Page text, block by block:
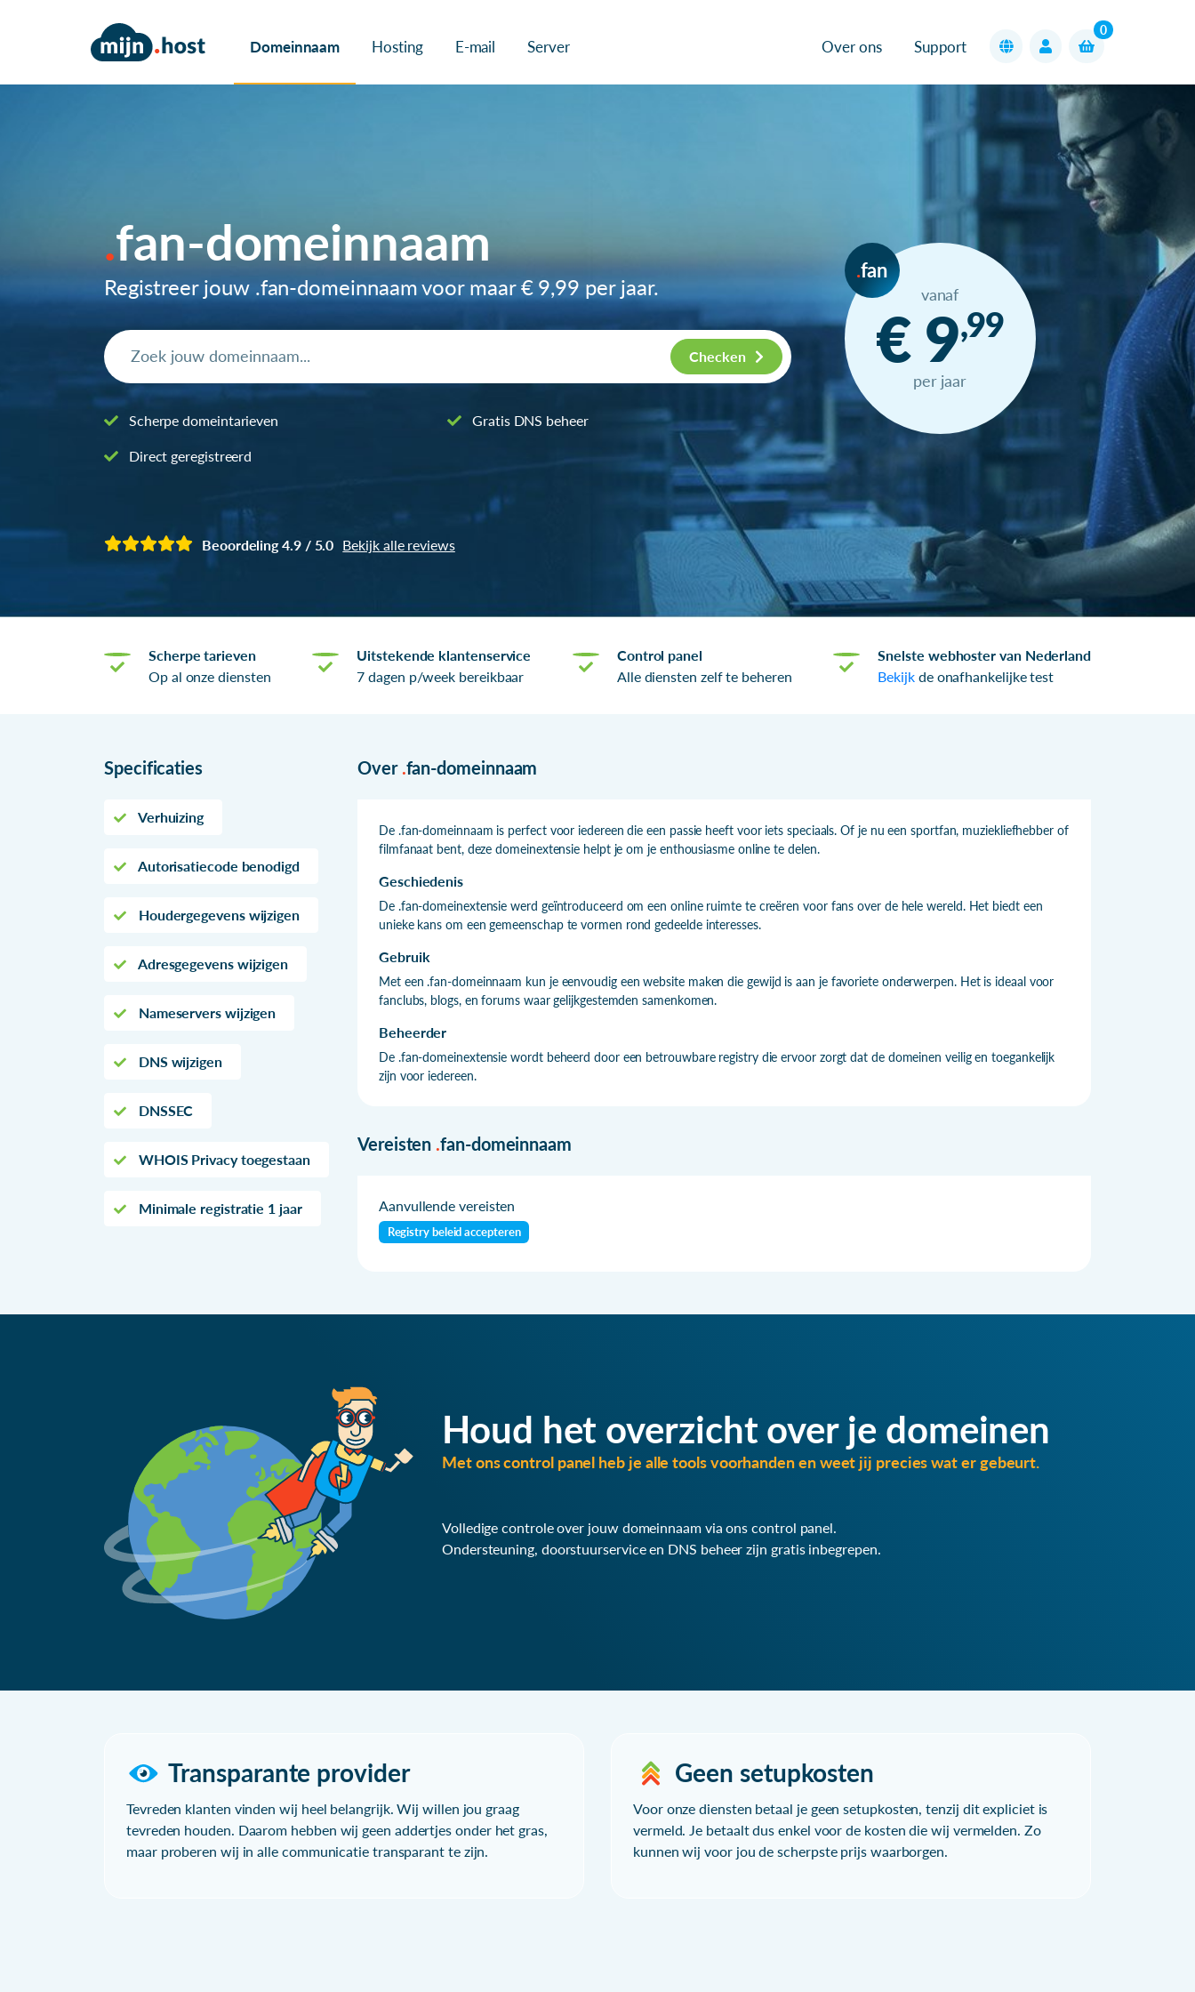
Domeinnaam Hosting E-mail Server Over ons Support
0
fan-domeinnaam
Registreer jouw .fan-domeinnaam voor maar€ 9,99 per jaar.
Checken
Scherpe domeintarieven
Direct geregistreerd
Gratis DNS beheer
fan
vanaf
€ 9,99
per jaar
Beoordeling 4.9 / 5.0 Bekijk alle reviews
Scherpe tarieven
Op al onze diensten
Uitstekende klantenservice
7 dagen p/week bereikbaar
Control panel
Alle diensten zelf te beheren
Snelste webhoster van Nederland
Bekijkde onafhankelijke test
Specificaties
Verhuizing
Autorisatiecode benodigd
Houdergegevens wijzigen
Adresgegevens wijzigen
Nameservers wijzigen
DNS wijzigen
DNSSEC
WHOIS Privacy toegestaan
Minimale registratie 1 jaar
Over .fan-domeinnaam
De .fan-domeinnaam is perfect voor iedereen die een passie heeft voor iets speciaals. Of je nu een sportfan, muziekliefhebber of
filmfanaat bent, deze domeinextensie helpt je om je enthousiasme online te delen.
Geschiedenis
De .fan-domeinextensie werd geïntroduceerd om een online ruimte te creëren voor fans over de hele wereld. Het biedt een
unieke kans om een gemeenschap te vormen rond gedeelde interesses.
Gebruik
Met een .fan-domeinnaam kun je eenvoudig een website maken die gewijd is aan je favoriete onderwerpen. Het is ideaal voor
fanclubs, blogs, en forums waar gelijkgestemden samenkomen.
Beheerder
De .fan-domeinextensie wordt beheerd door een betrouwbare registry die ervoor zorgt dat de domeinen veilig en toegankelijk
zijn voor iedereen.
Vereisten .fan-domeinnaam
Aanvullende vereisten
Registry beleid accepteren
Houd het overzicht over je domeinen
Met ons control panel heb je alle tools voorhanden en weet jij precies wat er gebeurt.
Volledige controle over jouw domeinnaam via ons control panel.
Ondersteuning, doorstuurservice en DNS beheer zijn gratis inbegrepen.
Transparante provider
Tevreden klanten vinden wij heel belangrijk. Wij willen jou graag
tevreden houden. Daarom hebben wij geen addertjes onder het gras,
maar proberen wij in alle communicatie transparant te zijn.
Geen setupkosten
Voor onze diensten betaal je geen setupkosten, tenzij dit expliciet is
vermeld. Je betaalt dus enkel voor de kosten die wij vermelden. Zo
kunnen wij voor jou de scherpste prijs waarborgen.